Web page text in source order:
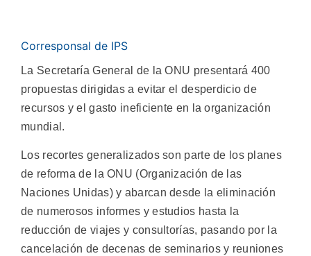
Corresponsal de IPS
La Secretaría General de la ONU presentará 400
propuestas dirigidas a evitar el desperdicio de
recursos y el gasto ineficiente en la organización
mundial.
Los recortes generalizados son parte de los planes
de reforma de la ONU (Organización de las
Naciones Unidas) y abarcan desde la eliminación
de numerosos informes y estudios hasta la
reducción de viajes y consultorías, pasando por la
cancelación de decenas de seminarios y reuniones